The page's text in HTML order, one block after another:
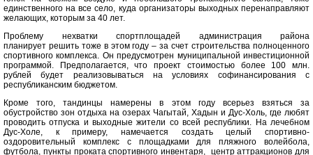
единственного на все село, куда организаторы выходных перенаправляют
желающих, которым за 40 лет.
Проблему нехватки спортплощадей администрация района
планирует решить тоже в этом году – за счет строительства полноценного
спортивного комплекса. Он предусмотрен муниципальной инвестиционной
программой. Предполагается, что проект стоимостью более 100 млн.
рублей будет реализовываться на условиях софинансирования с
республиканским бюджетом.
Кроме того, тандинцы намерены в этом году всерьез взяться за
обустройство зон отдыха на озерах Чагытай, Хадын и Дус-Холь, где любят
проводить отпуска и выходные жители со всей республики. На лечебном
Дус-Холе, к примеру, намечается создать целый спортивно-
оздоровительный комплекс с площадками для пляжного волейбола,
футбола, пункты проката спортивного инвентаря, центр аттракционов для